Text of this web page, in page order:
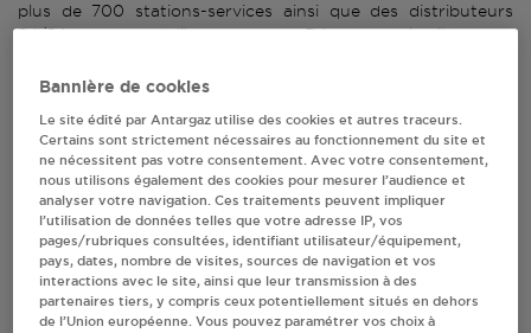
plus de 700 stations-services ainsi que des distributeurs
24/24h de bouteilles de gaz. Découvrez la liste des
de téléphone de votre stations GPL ou distributeurs de
2 revendeur(s) Antargaz
à VALRAS PLAGE
Villes
Bannière de cookies
Le site édité par Antargaz utilise des cookies et autres traceurs.
Certains sont strictement nécessaires au fonctionnement du site et
ne nécessitent pas votre consentement. Avec votre consentement,
nous utilisons également des cookies pour mesurer l’audience et
analyser votre navigation. Ces traitements peuvent impliquer
l’utilisation de données telles que votre adresse IP, vos
pages/rubriques consultées, identifiant utilisateur/équipement,
pays, dates, nombre de visites, sources de navigation et vos
interactions avec le site, ainsi que leur transmission à des
partenaires tiers, y compris ceux potentiellement situés en dehors
de l’Union européenne. Vous pouvez paramétrer vos choix à